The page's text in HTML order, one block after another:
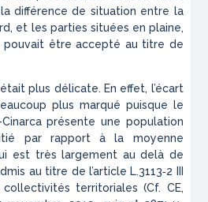
différence de situation entre la
et les parties situées en plaine,
être accepté au titre de
plus délicate. En effet, l’écart
plus marqué puisque le
présente une population
par rapport à la moyenne
est très largement au delà de
au titre de l’article L.3113‑2 III
territoriales (Cf. CE,